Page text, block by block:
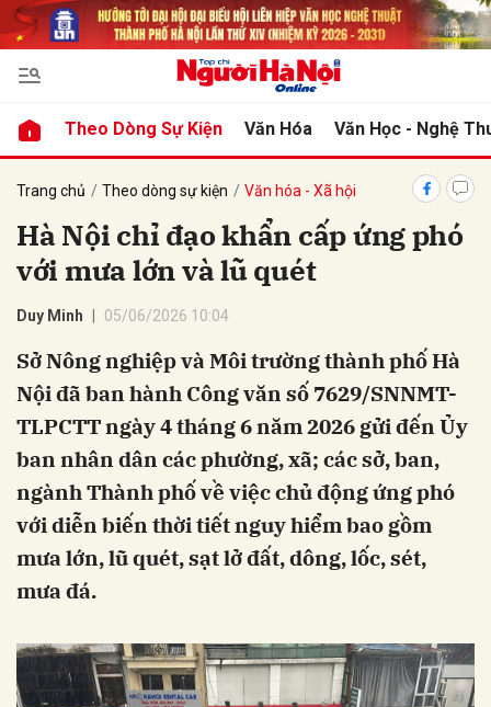
Theo Dòng Sự Kiện Văn Hóa Văn Học - Nghệ
Trang chủ Theo dòng sự kiện Văn hóa - Xã hội
Hà Nội chỉ đạo khẩn cấp ứng phó
với mưa lớn và lũ quét
Duy Minh 05/06/2026 10:04
Sở Nông nghiệp và Môi trường thành phố Hà
Nội đã ban hành Công văn số 7629/SNNMT-
TLPCTT ngày 4 tháng 6 năm 2026 gửi đến Ủy
ban nhân dân các phường, xã; các sở, ban,
ngành Thành phố về việc chủ động ứng phó
với diễn biến thời tiết nguy hiểm bao gồm
mưa lớn, lũ quét, sạt lở đất, dông, lốc, sét,
mưa đá.
luận
Hủy